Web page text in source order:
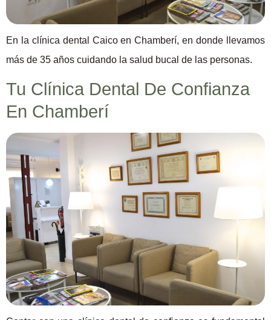
En la clínica dental Caico en Chamberí, en donde llevamos
más de 35 años cuidando la salud bucal de las personas.
Tu Clínica Dental De Confianza
En Chamberí